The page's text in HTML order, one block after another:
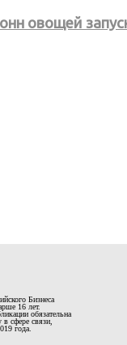
овощей
Бизнеса
16 лет.
обязательна
сфере связи,
года.